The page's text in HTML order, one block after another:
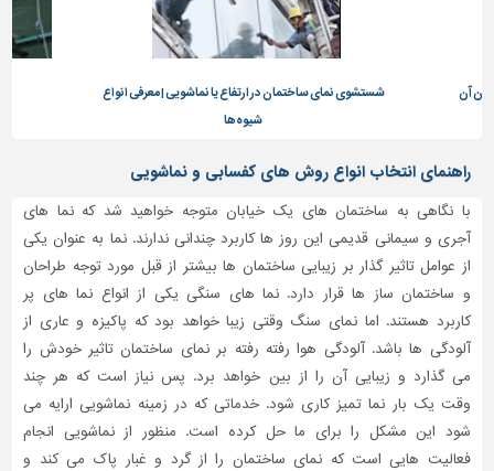
محوطه
سازی
و
نما
ساخت
و
ساز
تاسیسات
ساختمان
شهرسازی،
ترافیک
آن
شستشوی نمای ساختمان در ارتفاع یا نماشویی | معرفی انواع
شیوه‌ها
راهنمای انتخاب انواع روش های کفسابی و نماشویی
با نگاهی به ساختمان های یک خیابان متوجه خواهید شد که نما های
آجری و سیمانی قدیمی این روز ها کاربرد چندانی ندارند. نما به عنوان یکی
از عوامل تاثیر گذار بر زیبایی ساختمان ها بیشتر از قبل مورد توجه طراحان
و ساختمان ساز ها قرار دارد. نما های سنگی یکی از انواع نما های پر
کاربرد هستند. اما نمای سنگ وقتی زیبا خواهد بود که پاکیزه و عاری از
آلودگی ها باشد. آلودگی هوا رفته رفته بر نمای ساختمان تاثیر خودش را
می گذارد و زیبایی آن را از بین خواهد برد. پس نیاز است که هر چند
وقت یک بار نما تمیز کاری شود. خدماتی که در زمینه نماشویی ارایه می
شود این مشکل را برای ما حل کرده است. منظور از نماشویی انجام
فعالیت هایی است که نمای ساختمان را از گرد و غبار پاک می کند و